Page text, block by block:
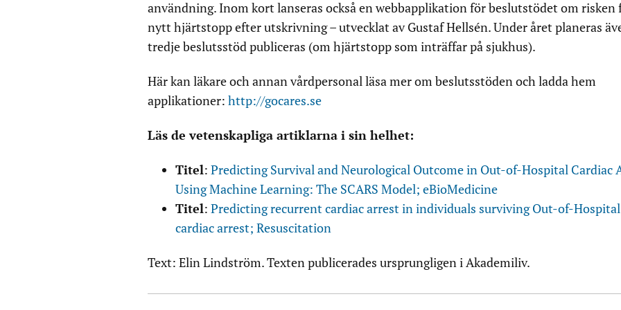
användning. Inom kort lanseras också en webbapplikation för beslutstödet om risken
nytt hjärtstopp efter utskrivning – utvecklat av Gustaf Hellsén. Under året planeras
tredje beslutsstöd publiceras (om hjärtstopp som inträffar på sjukhus).
Här kan läkare och annan vårdpersonal läsa mer om beslutsstöden och ladda hem
applikationer: http://gocares.se
Läs de vetenskapliga artiklarna i sin helhet:
Titel: Predicting Survival and Neurological Outcome in Out-of-Hospital Cardiac
Using Machine Learning: The SCARS Model; eBioMedicine
Titel: Predicting recurrent cardiac arrest in individuals surviving Out-of-Hospital
cardiac arrest; Resuscitation
Text: Elin Lindström. Texten publicerades ursprungligen i Akademiliv.